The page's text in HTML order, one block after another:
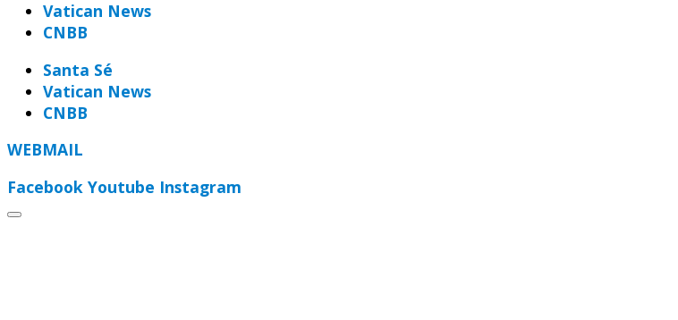
Vatican News
CNBB
Santa Sé
Vatican News
CNBB
WEBMAIL
Facebook Youtube Instagram